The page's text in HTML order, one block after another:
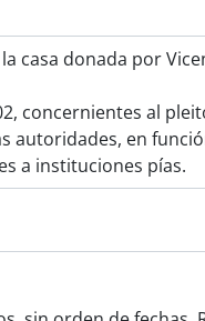
casa donada por
concernientes al
autoridades, en
a instituciones pías.